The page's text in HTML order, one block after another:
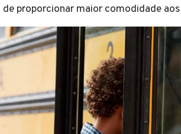
proporcionar maior comodidade